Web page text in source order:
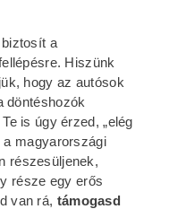
a
Hiszünk
hogy az autósok
döntéshozók
is úgy érzed, „elég
a magyarországi
részesüljenek,
része egy erős
van rá, támogasd